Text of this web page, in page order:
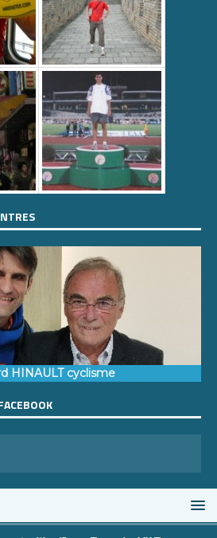
HINAULT cyclisme